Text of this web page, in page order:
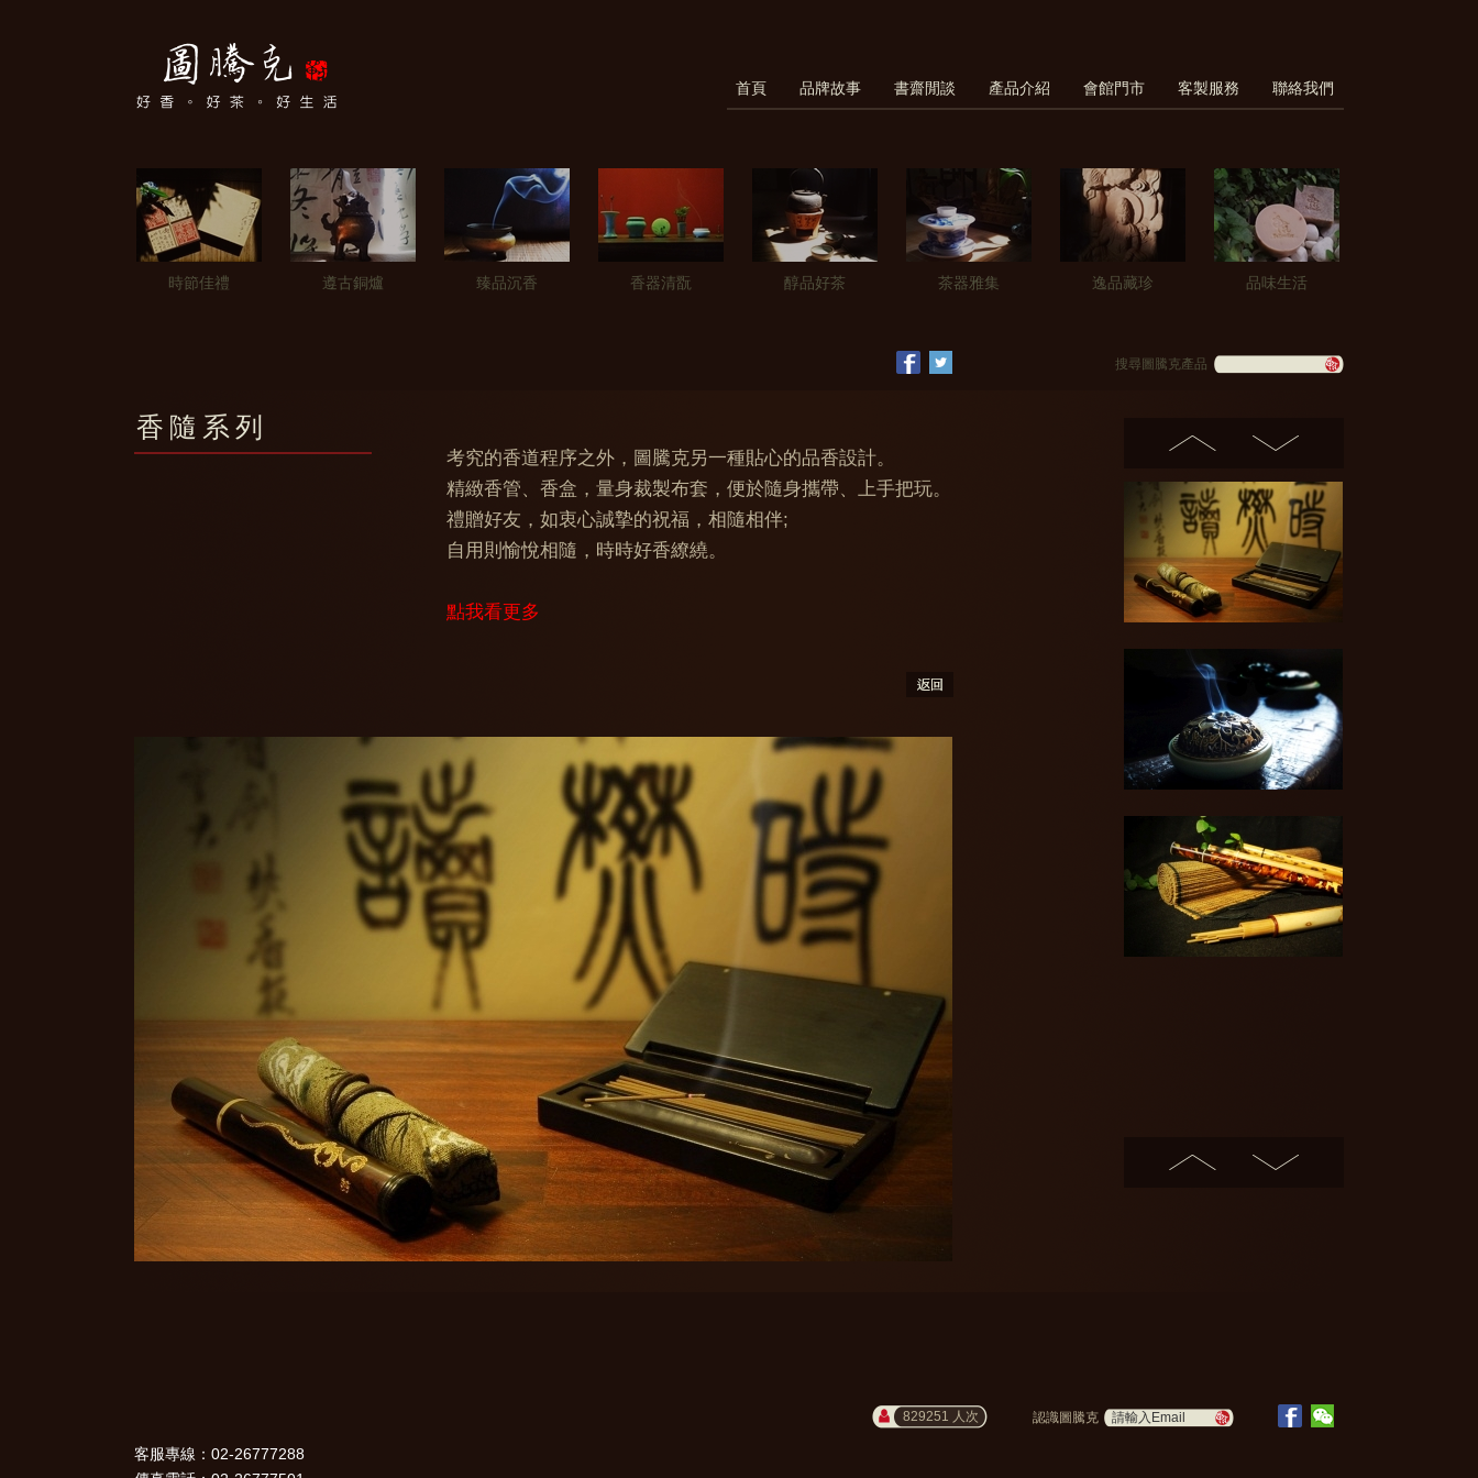
首頁 品牌故事 書齋閒談 產品介紹 會館門市 客製服務 聯絡我們
時節佳禮 遵古銅爐 臻品沉香 香器清翫 醇品好茶 茶器雅集 逸品藏珍 品味生活
搜尋圖騰克產品
香隨系列
考究的香道程序之外，圖騰克另一種貼心的品香設計。
精緻香管、香盒，量身裁製布套，便於隨身攜帶、上手把玩。
禮贈好友，如衷心誠摯的祝福，相隨相伴;
自用則愉悅相隨，時時好香繚繞。
點我看更多
香隨系列
品香雅器
品香小物
客服專線：02-26777288
829251 人次 認識圖騰克